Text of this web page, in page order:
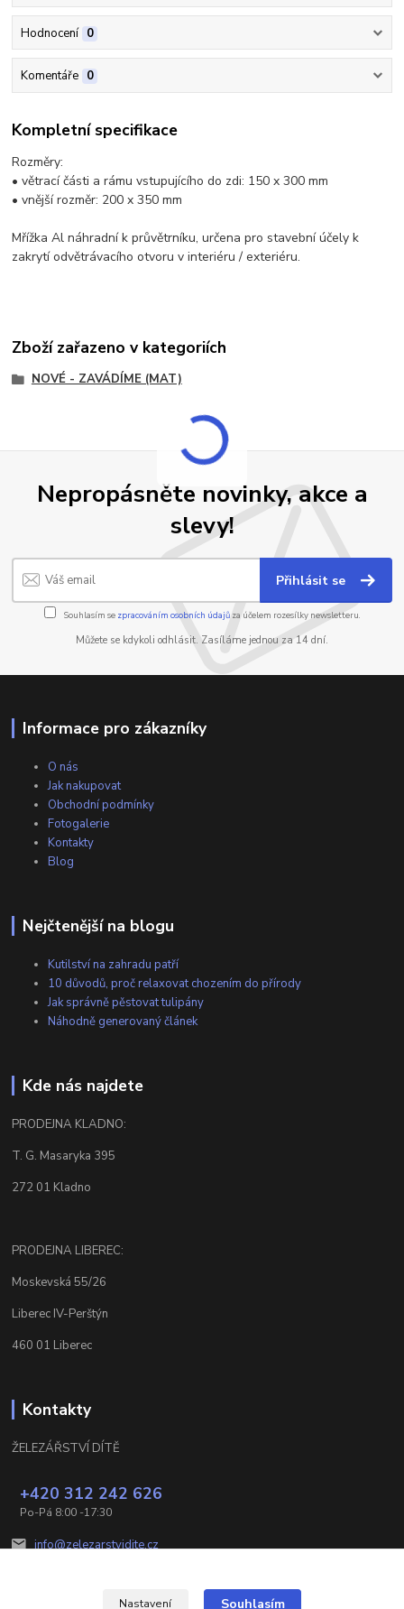
Hodnocení 0
Komentáře 0
Kompletní specifikace
Rozměry:
• větrací části a rámu vstupujícího do zdi: 150 x 300 mm
• vnější rozměr: 200 x 350 mm
Mřížka Al náhradní k průvětrníku, určena pro stavební účely k
zakrytí odvětrávacího otvoru v interiéru / exteriéru.
Zboží zařazeno v kategoriích
NOVÉ - ZAVÁDÍME (MAT)
Nepropásněte novinky, akce a
slevy!
Přihlásit se
Souhlasím se zpracováním osobních údajůza účelem rozesílky newsletteru.
Můžete se kdykoli odhlásit. Zasíláme jednou za 14 dní.
Informace pro zákazníky
O nás
Jak nakupovat
Obchodní podmínky
Fotogalerie
Kontakty
Blog
Nejčtenější na blogu
Kutilství na zahradu patří
10 důvodů, proč relaxovat chozením do přírody
Jak správně pěstovat tulipány
Náhodně generovaný článek
Kde nás najdete
PRODEJNA KLADNO:
T. G. Masaryka 395
272 01 Kladno
PRODEJNA LIBEREC:
Moskevská 55/26
Liberec IV-Perštýn
460 01 Liberec
Kontakty
ŽELEZÁŘSTVÍ DÍTĚ
+420 312 242 626
Po-Pá 8:00 -17:30
info@zelezarstvidite.cz
Nastavení Souhlasím